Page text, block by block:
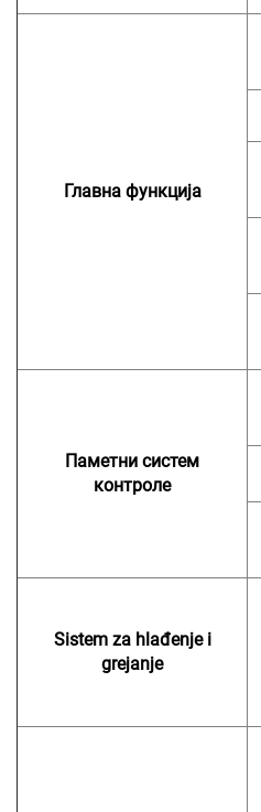
Главна функција
Паметни систем
контроле
Sistem za hlađenje i
grejanje